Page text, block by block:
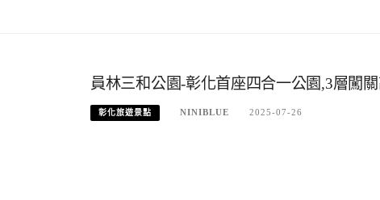
員林三和公園-彰化首座四合一公園,3層闖
彰化旅遊景點 NINIBLUE 2025-07-26